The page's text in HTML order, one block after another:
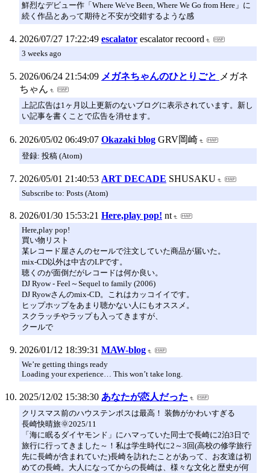
鮮烈なデビュー作「Where We've Been, Where We Go from Here」に
続く作品とあって期待と不安が交錯するような感
2026/07/27 17:22:49 escalator escalator recoord
3 weeks ago
2026/06/24 21:54:09 メガネちゃんのひとりごと メガネ
ちゃん
上記広告は1ヶ月以上更新のないブログに表示されています。新し
い記事を書くことで広告を消せます。
2026/05/02 06:49:07 Okazaki blog GRV岡崎
登録: 投稿 (Atom)
2026/05/01 21:40:53 ART DECADE SHUSAKU
Subscribe to: Posts (Atom)
2026/01/30 15:53:21 Here,play pop! nt
Here,play pop!
買い物リスト
某レコード屋さんのセールで注文していた商品が届いた。
mix-CD以外は中古のLPです。
聴くのが面倒だがレコードは何か良い。
DJ Ryow - Feel～Sequel to family (2006)
DJ Ryowさんのmix-CD。これはカッコイイです。
ヒップホップをあまり聴かない人にもオススメ。
スクラッチやラップも入ってきますが、
クールで
2026/01/12 18:39:31 MAW-blog
We’re getting things ready
Loading your experience… This won’t take long.
2025/12/02 15:38:30 あなたが恋人だった
クリスマス前のハウステンボスは最高！ 装飾がかわいすぎる
長崎快晴旅🌞2025/11
「海に眠るダイヤモンド」にハマっていた同士で長崎に2泊3日で
旅行に行ってきました～！私は学生時代に2～3回(高校の修学旅行
先に長崎が含まれていた)長崎を訪れたことがあって、お友達は初
めての長崎。大人になってからの長崎は、様々な文化と歴史が何